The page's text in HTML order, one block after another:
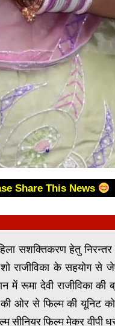
Share This News
सशक्तिकरण हेतु निरन्तर
राजीविका के सहयोग से
में रूमा देवी राजीविका
ओर से फिल्म की यूनिट को
सीनियर फिल्म मेकर वीपी